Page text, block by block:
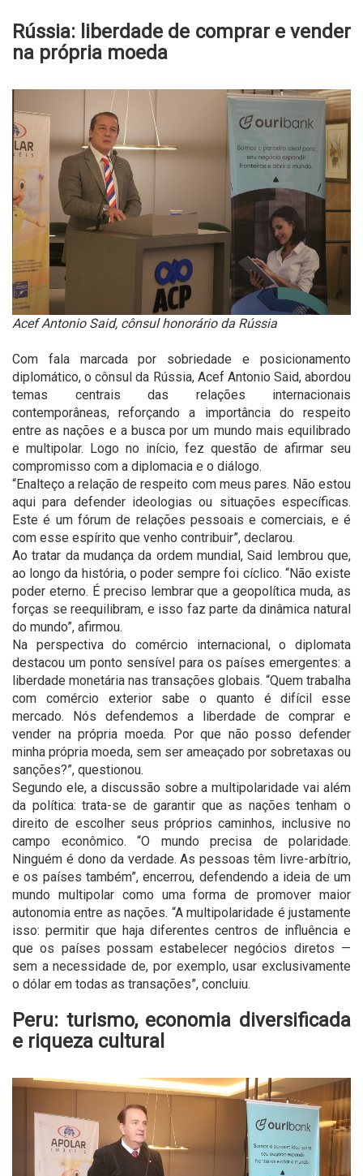
Rússia: liberdade de comprar e vender
na própria moeda
Acef Antonio Said, cônsul honorário da Rússia
Com fala marcada por sobriedade e posicionamento
diplomático, o cônsul da Rússia, Acef Antonio Said, abordou
temas centrais das relações internacionais
contemporâneas, reforçando a importância do respeito
entre as nações e a busca por um mundo mais equilibrado
e multipolar. Logo no início, fez questão de afirmar seu
compromisso com a diplomacia e o diálogo.
“Enalteço a relação de respeito com meus pares. Não estou
aqui para defender ideologias ou situações específicas.
Este é um fórum de relações pessoais e comerciais, e é
com esse espírito que venho contribuir”, declarou.
Ao tratar da mudança da ordem mundial, Said lembrou que,
ao longo da história, o poder sempre foi cíclico. “Não existe
poder eterno. É preciso lembrar que a geopolítica muda, as
forças se reequilibram, e isso faz parte da dinâmica natural
do mundo”, afirmou.
Na perspectiva do comércio internacional, o diplomata
destacou um ponto sensível para os países emergentes: a
liberdade monetária nas transações globais. “Quem trabalha
com comércio exterior sabe o quanto é difícil esse
mercado. Nós defendemos a liberdade de comprar e
vender na própria moeda. Por que não posso defender
minha própria moeda, sem ser ameaçado por sobretaxas ou
sanções?”, questionou.
Segundo ele, a discussão sobre a multipolaridade vai além
da política: trata-se de garantir que as nações tenham o
direito de escolher seus próprios caminhos, inclusive no
campo econômico. “O mundo precisa de polaridade.
Ninguém é dono da verdade. As pessoas têm livre-arbítrio,
e os países também”, encerrou, defendendo a ideia de um
mundo multipolar como uma forma de promover maior
autonomia entre as nações. “A multipolaridade é justamente
isso: permitir que haja diferentes centros de influência e
que os países possam estabelecer negócios diretos —
sem a necessidade de, por exemplo, usar exclusivamente
o dólar em todas as transações”, concluiu.
Peru: turismo, economia diversificada
e riqueza cultural